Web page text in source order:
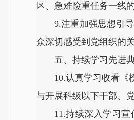
区、急难险重任务一线
9.注重加强思想引
众深切感受到党组织的
五、持续学习先进
10.认真学习收看《
与开展科级以下干部、
11.持续深入学习